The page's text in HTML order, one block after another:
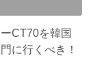
CT70を韓国
に行くべき！